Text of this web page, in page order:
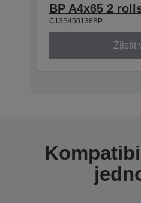
BP A4x65 2
C13S450138BP
Zjistit